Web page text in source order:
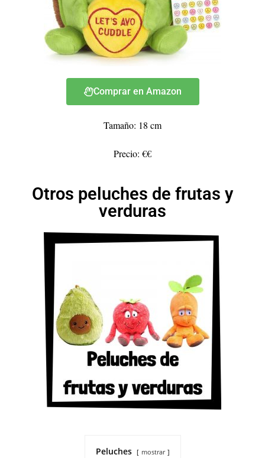
Comprar en Amazon
Tamaño: 18 cm
Precio: €€
Otros peluches de frutas y
verduras
Peluches mostrar